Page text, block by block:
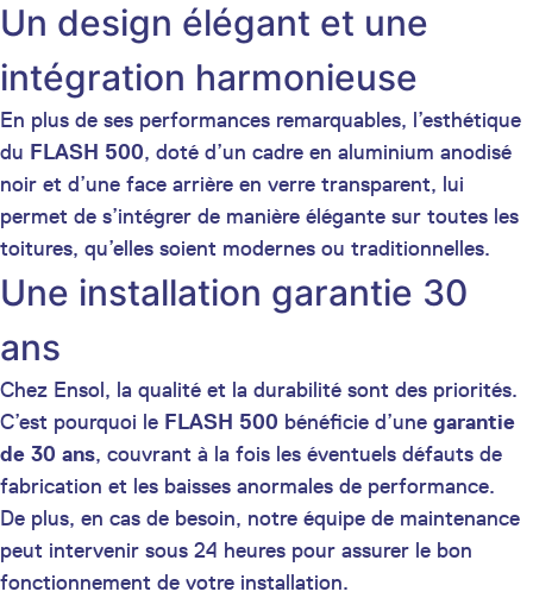
Un design élégant et une
intégration harmonieuse
En plus de ses performances remarquables, l’esthétique
du FLASH 500, doté d’un cadre en aluminium anodisé
noir et d’une face arrière en verre transparent, lui
permet de s’intégrer de manière élégante sur toutes les
toitures, qu’elles soient modernes ou traditionnelles.
Une installation garantie 30
ans
Chez Ensol, la qualité et la durabilité sont des priorités.
C’est pourquoi le FLASH 500 bénéficie d’une garantie
de 30 ans, couvrant à la fois les éventuels défauts de
fabrication et les baisses anormales de performance.
De plus, en cas de besoin, notre équipe de maintenance
peut intervenir sous 24 heures pour assurer le bon
fonctionnement de votre installation.